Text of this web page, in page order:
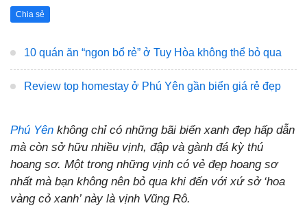
Chia sẻ
10 quán ăn “ngon bổ rẻ” ở Tuy Hòa không thể bỏ qua
Review top homestay ở Phú Yên gần biển giá rẻ đẹp
Phú Yên không chỉ có những bãi biển xanh đẹp hấp dẫn
mà còn sở hữu nhiều vịnh, đập và gành đá kỳ thú
hoang sơ. Một trong những vịnh có vẻ đẹp hoang sơ
nhất mà bạn không nên bỏ qua khi đến với xứ sở ‘hoa
vàng cỏ xanh’ này là vịnh Vũng Rô.